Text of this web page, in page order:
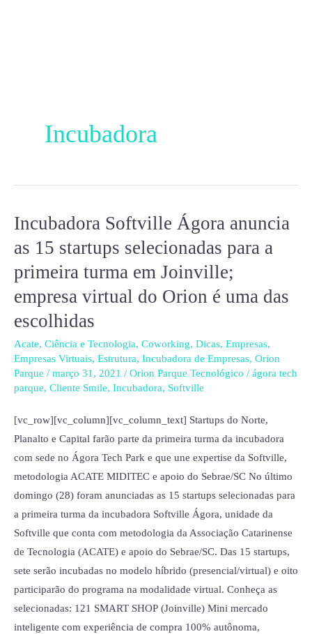
Incubadora
Incubadora Softville Ágora anuncia
as 15 startups selecionadas para a
primeira turma em Joinville;
empresa virtual do Orion é uma das
escolhidas
Acate, Ciência e Tecnologia, Coworking, Dicas, Empresas,
Empresas Virtuais, Estrutura, Incubadora de Empresas, Orion
Parque / março 31, 2021 / Orion Parque Tecnológico / ágora tech
parque, Cliente Smile, Incubadora, Softville
[vc_row][vc_column][vc_column_text] Startups do Norte,
Planalto e Capital farão parte da primeira turma da incubadora
com sede no Ágora Tech Park e que une expertise da Softville,
metodologia ACATE MIDITEC e apoio do Sebrae/SC No último
domingo (28) foram anunciadas as 15 startups selecionadas para
a primeira turma da incubadora Softville Ágora, unidade da
Softville que conta com metodologia da Associação Catarinense
de Tecnologia (ACATE) e apoio do Sebrae/SC. Das 15 startups,
sete serão incubadas no modelo híbrido (presencial/virtual) e oito
participarão do programa na modalidade virtual. Conheça as
selecionadas: 121 SMART SHOP (Joinville) Mini mercado
inteligente com experiência de compra 100% autônoma,
Incubadora
Ágora
anuncia
as
selecionadas
para
a
turma
em
Joinville;
empresa
virtual
do
Orion
é
uma
das
escolhidas